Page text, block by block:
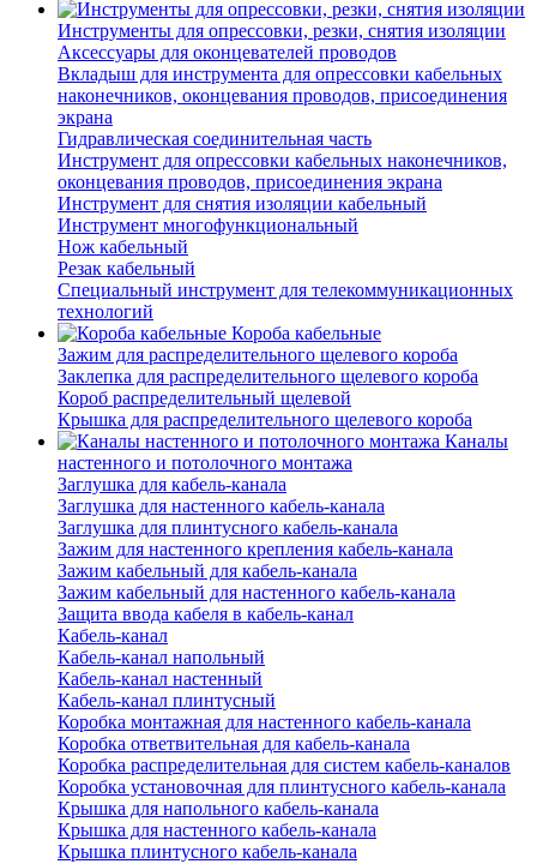
Инструменты для опрессовки, резки, снятия изоляции
Аксессуары для оконцевателей проводов
Вкладыш для инструмента для опрессовки кабельных
наконечников, оконцевания проводов, присоединения
экрана
Гидравлическая соединительная часть
Инструмент для опрессовки кабельных наконечников,
оконцевания проводов, присоединения экрана
Инструмент для снятия изоляции кабельный
Инструмент многофункциональный
Нож кабельный
Резак кабельный
Специальный инструмент для телекоммуникационных
технологий
Короба кабельные
Зажим для распределительного щелевого короба
Заклепка для распределительного щелевого короба
Короб распределительный щелевой
Крышка для распределительного щелевого короба
Каналы
настенного и потолочного монтажа
Заглушка для кабель-канала
Заглушка для настенного кабель-канала
Заглушка для плинтусного кабель-канала
Зажим для настенного крепления кабель-канала
Зажим кабельный для кабель-канала
Зажим кабельный для настенного кабель-канала
Защита ввода кабеля в кабель-канал
Кабель-канал
Кабель-канал напольный
Кабель-канал настенный
Кабель-канал плинтусный
Коробка монтажная для настенного кабель-канала
Коробка ответвительная для кабель-канала
Коробка распределительная для систем кабель-каналов
Коробка установочная для плинтусного кабель-канала
Крышка для напольного кабель-канала
Крышка для настенного кабель-канала
Крышка плинтусного кабель-канала